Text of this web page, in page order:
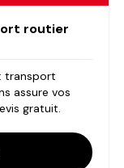
routier
transport
assure vos
gratuit.